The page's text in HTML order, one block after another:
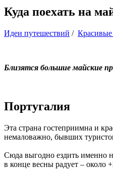
Куда поехать на
Идеи путешествий / Красивые
Близятся большие майские
Португалия
Эта страна гостеприимна и
немаловажно, бывших
Сюда выгодно ездить именно
в конце весны радует – около